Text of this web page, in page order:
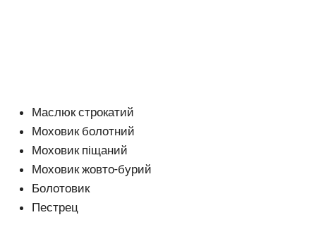
Маслюк строкатий
Моховик болотний
Моховик піщаний
Моховик жовто-бурий
Болотовик
Пестрец